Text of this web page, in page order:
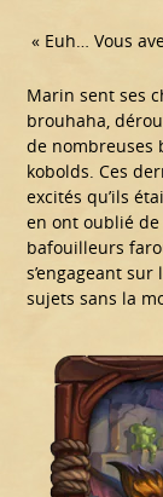
« Euh… Vous
Marin sent ses
brouhaha,
de nombreuses
kobolds. Ces
excités qu’ils
en ont oublié
bafouilleurs
s’engageant
sujets sans la